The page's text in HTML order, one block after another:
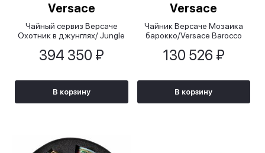
Versace
Чайный сервиз Версаче
Охотник в джунглях/ Jungle
394 350 ₽
В корзину
Versace
Чайник Версаче Мозаика
барокко/Versace Barocco
130 526 ₽
В корзину